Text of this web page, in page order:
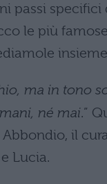
passi
le più
ma in tono
né mai.”
il
Lucia.